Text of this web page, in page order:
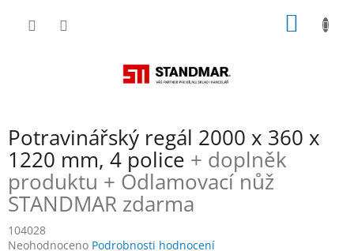
Potravinářský regál 2000 x 360 x
1220 mm, 4 police + doplněk
produktu + Odlamovací nůž
STANDMAR zdarma
104028
Průměrné
Neohodnoceno Podrobnosti hodnocení